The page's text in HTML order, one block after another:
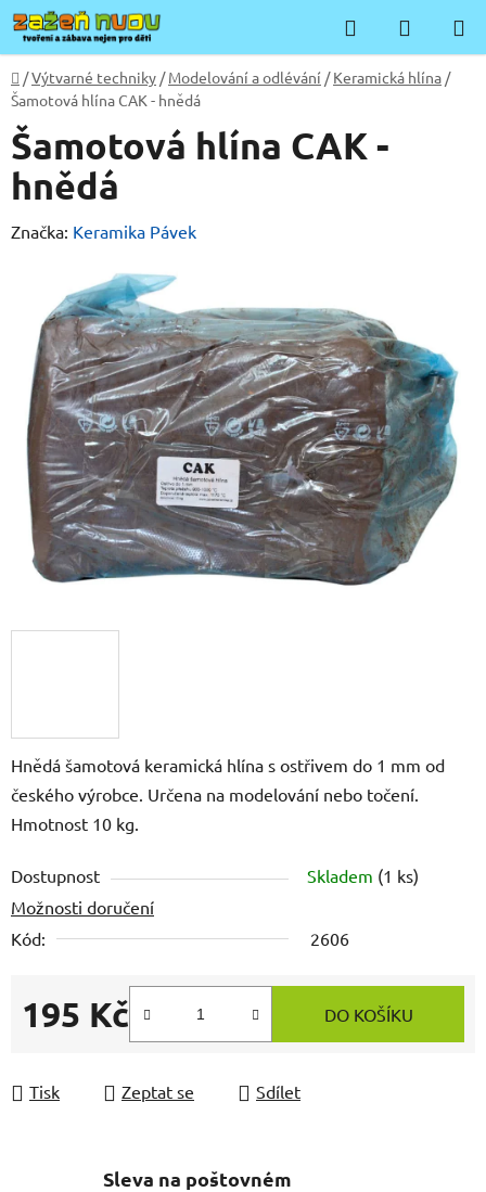
Přejít
na
obsah
Hledat
KOŠÍK
Domů
/Výtvarné techniky / Modelování a odlévání / Keramická hlína /
Šamotová hlína CAK - hnědá
Hnědá šamotová keramická hlína s ostřivem do 1 mm od
českého výrobce. Určena na modelování nebo točení.
Hmotnost 10 kg.
Dostupnost Skladem (1 ks)
Možnosti doručení
Kód:
2606
195 Kč DO KOŠÍKU
Tisk Zeptat se Sdílet
Šamotová hlína CAK -
hnědá
Značka: Keramika Pávek
Sleva na poštovném